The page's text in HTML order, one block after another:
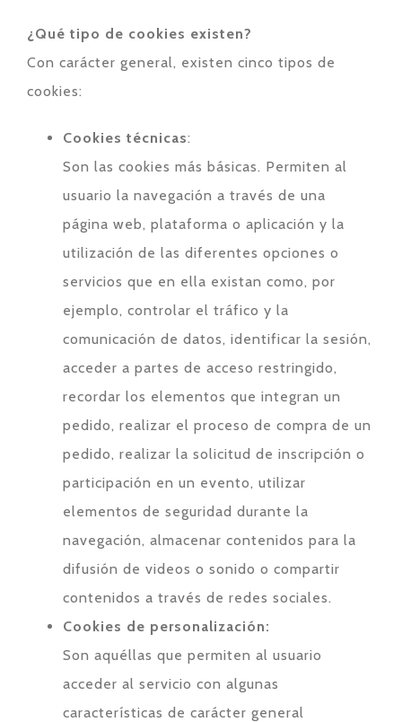
¿Qué tipo de cookies existen?
Con carácter general, existen cinco tipos de
cookies:
Cookies técnicas:
Son las cookies más básicas. Permiten al
usuario la navegación a través de una
página web, plataforma o aplicación y la
utilización de las diferentes opciones o
servicios que en ella existan como, por
ejemplo, controlar el tráfico y la
comunicación de datos, identificar la sesión,
acceder a partes de acceso restringido,
recordar los elementos que integran un
pedido, realizar el proceso de compra de un
pedido, realizar la solicitud de inscripción o
participación en un evento, utilizar
elementos de seguridad durante la
navegación, almacenar contenidos para la
difusión de videos o sonido o compartir
contenidos a través de redes sociales.
Cookies de personalización:
Son aquéllas que permiten al usuario
acceder al servicio con algunas
características de carácter general